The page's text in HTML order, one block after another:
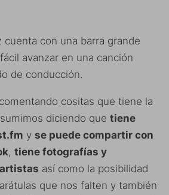
cuenta con una barra grande
avanzar en una canción
de conducción.
cositas que tiene la
diciendo que tiene
y se puede compartir con
, tiene fotografías y
así como la posibilidad
que nos falten y también